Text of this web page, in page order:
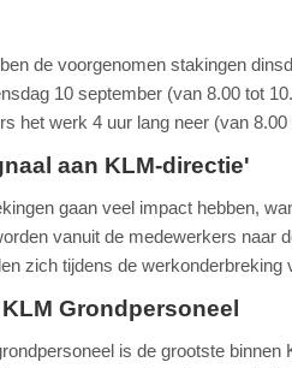
de voorgenomen stakingen
10 september (van 8.00 tot
het werk 4 uur lang neer (van 8.00
aan KLM-directie'
gaan veel impact hebben,
vanuit de medewerkers naar
zich tijdens de werkonderbreking
Grondpersoneel
is de grootste